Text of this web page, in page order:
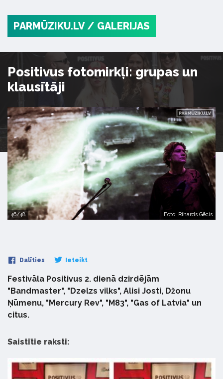
PARMŪZIKU.LV / GALERIJAS
Positivus fotomirkļi: grupas un
klausītāji
46/48 Foto: Rihards Gēcis
Dalīties Ieteikt
Festivāla Positivus 2. dienā dzirdējām
"Bandmaster", "Dzelzs vilks", Alisi Josti, Džonu
Ņūmenu, "Mercury Rev", "M83", "Gas of Latvia" un
citus.
Saistītie raksti: